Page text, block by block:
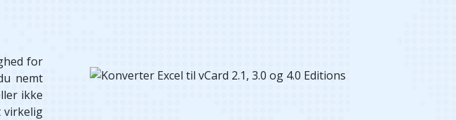
for
nemt
ikke
virkelig